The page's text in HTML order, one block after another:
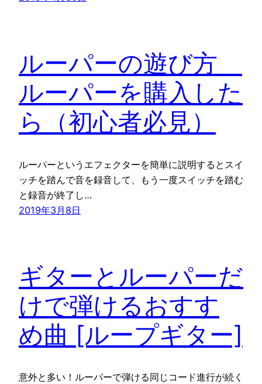
ルーパーの遊び方
ルーパーを購入した
ら（初心者必見）
ルーパーというエフェクターを簡単に説明するとスイ
ッチを踏んで音を録音して、もう一度スイッチを踏む
と録音が終了し…
2019年3月8日
ギターとルーパーだ
けで弾けるおすす
め曲 [ループギター]
意外と多い！ルーパーで弾ける同じコード進行が続く